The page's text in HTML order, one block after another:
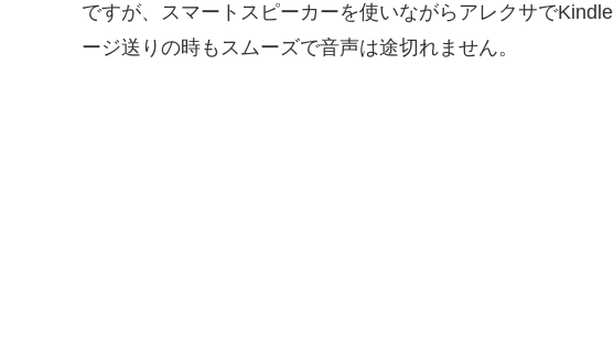
ですが、スマートスピーカーを使いながらアレクサで
ージ送りの時もスムーズで音声は途切れません。